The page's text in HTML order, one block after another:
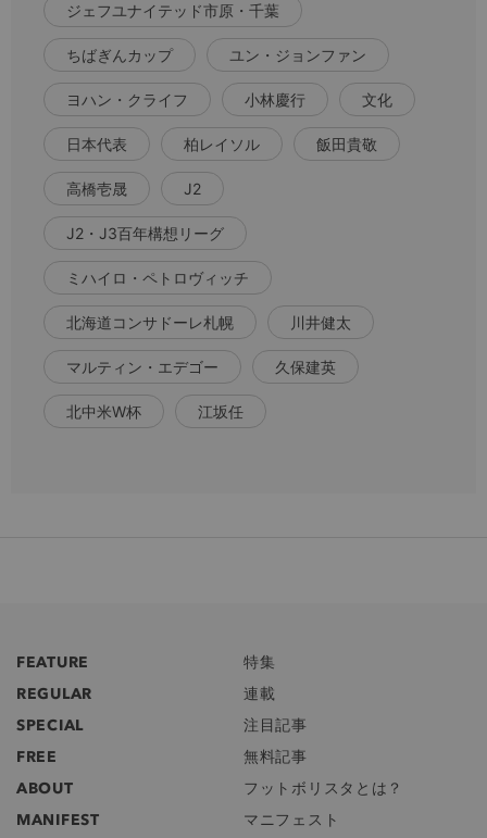
ジェフユナイテッド市原・千葉
ちばぎんカップ ユン・ジョンファン
ヨハン・クライフ 小林慶行 文化
日本代表 柏レイソル 飯田貴敬
高橋壱晟 J2
J2・J3百年構想リーグ
ミハイロ・ペトロヴィッチ
北海道コンサドーレ札幌 川井健太
マルティン・エデゴー 久保建英
北中米W杯 江坂任
FEATURE
特集
REGULAR
連載
SPECIAL
注目記事
FREE
無料記事
ABOUT
フットボリスタとは？
MANIFEST
マニフェスト